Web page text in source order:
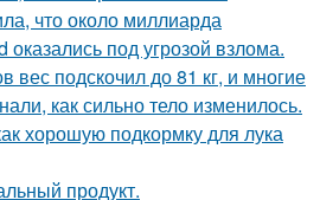
что около миллиарда
под угрозой взлома.
вес подскочил до 81 кг, и многие
как сильно тело изменилось.
хорошую подкормку для лука
продукт.